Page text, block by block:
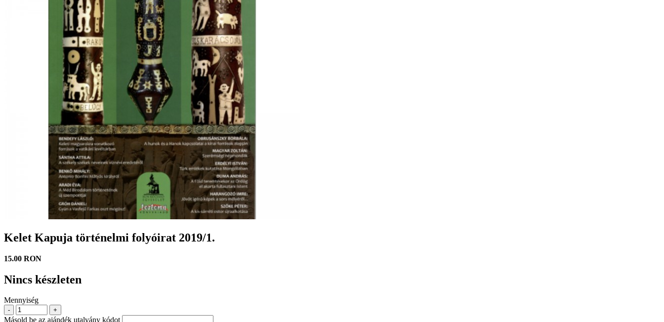
Kelet Kapuja történelmi folyóirat 2019/1.
15.00 RON
Nincs készleten
Mennyiség
- +
Másold be az ajándék utalvány kódot